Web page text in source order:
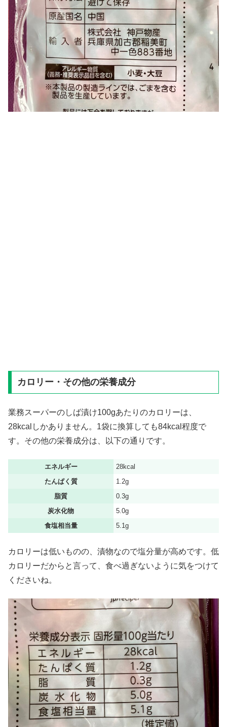
カロリー・その他の栄養成分
業務スーパーのしば漬け100gあたりのカロリーは、
28kcalしかありません。1袋に換算しても84kcal程度で
す。その他の栄養成分は、以下の通りです。
エネルギー
28kcal
たんぱく質
1.2g
脂質
0.3g
炭水化物
5.0g
食塩相当量
5.1g
カロリーは低いものの、漬物なので塩分量が高めです。低
カロリーだからと言って、食べ過ぎないように気をつけて
くださいね。